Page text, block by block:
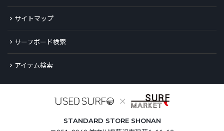
サイトマップ
サーフボード検索
アイテム検索
STANDARD STORE SHONAN